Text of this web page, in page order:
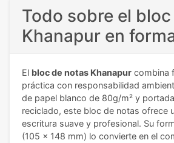
Todo sobre el
Khanapur en
El bloc de notas Khanapur combina
práctica con responsabilidad
de papel blanco de 80g/m² y
reciclado, este bloc de notas ofrece
escritura suave y profesional. Su
(105 x 148 mm) lo convierte en el